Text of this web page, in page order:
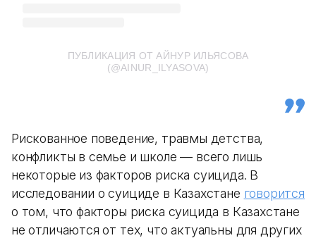
ПУБЛИКАЦИЯ ОТ АЙНУР ИЛЬЯСОВА
(@AINUR_ILYASOVA)
Рискованное поведение, травмы детства,
конфликты в семье и школе — всего лишь
некоторые из факторов риска суицида. В
исследовании о суициде в Казахстане говорится
о том, что факторы риска суицида в Казахстане
не отличаются от тех, что актуальны для других